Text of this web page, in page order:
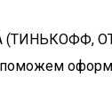
(ТИНЬКОФФ,